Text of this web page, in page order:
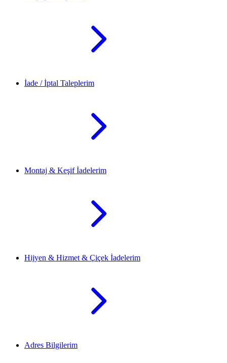
İade / İptal Taleplerim
Montaj & Keşif İadelerim
Hijyen & Hizmet & Çiçek İadelerim
Adres Bilgilerim